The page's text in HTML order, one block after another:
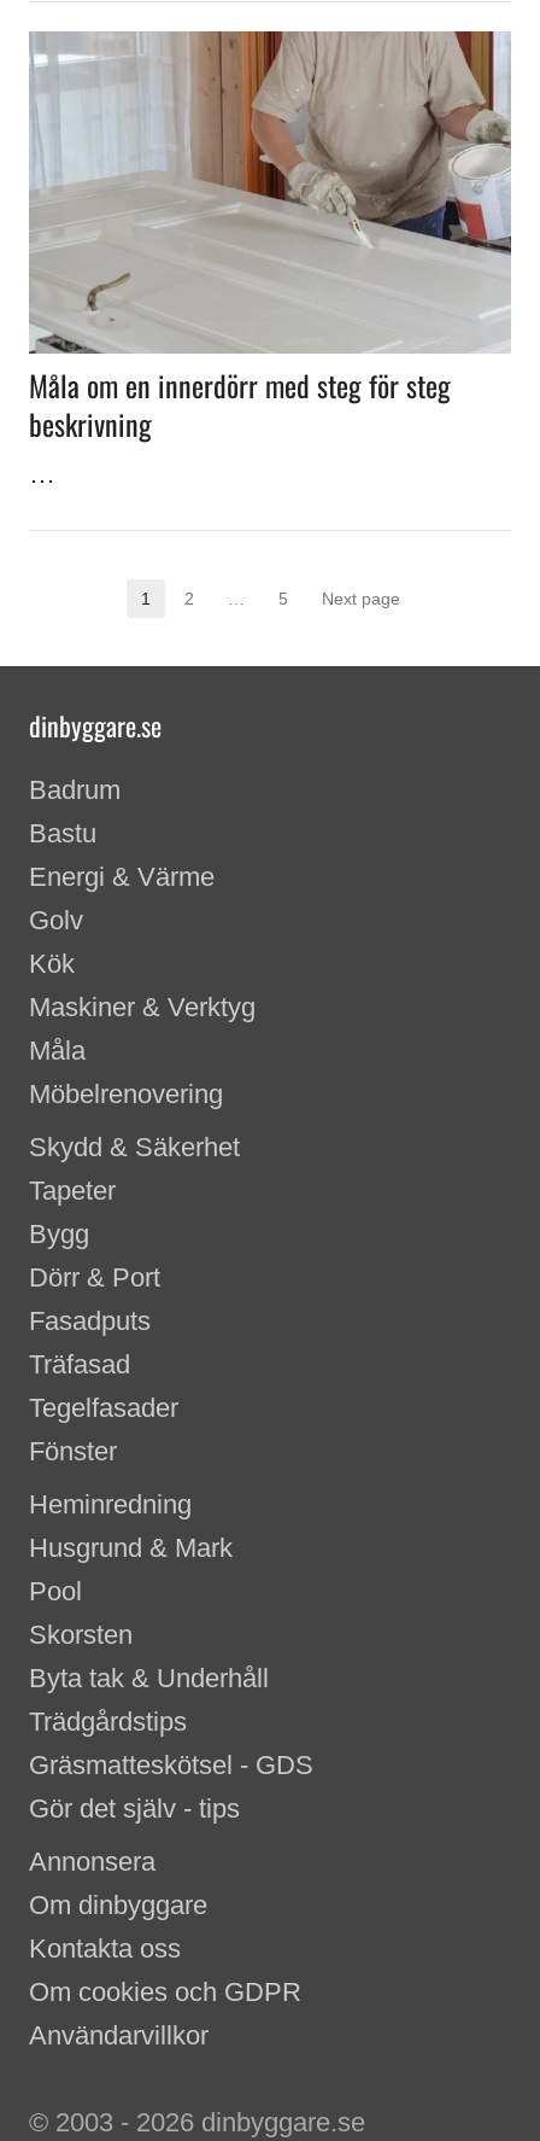
Måla om en innerdörr med steg för steg
beskrivning
…
Page
1 Page
2 … Page
5 Next page
dinbyggare.se
Badrum
Bastu
Energi & Värme
Golv
Kök
Maskiner & Verktyg
Måla
Möbelrenovering
Skydd & Säkerhet
Tapeter
Bygg
Dörr & Port
Fasadputs
Träfasad
Tegelfasader
Fönster
Heminredning
Husgrund & Mark
Pool
Skorsten
Byta tak & Underhåll
Trädgårdstips
Gräsmatteskötsel - GDS
Gör det själv - tips
Annonsera
Om dinbyggare
Kontakta oss
Om cookies och GDPR
Användarvillkor
© 2003 - 2026 dinbyggare.se